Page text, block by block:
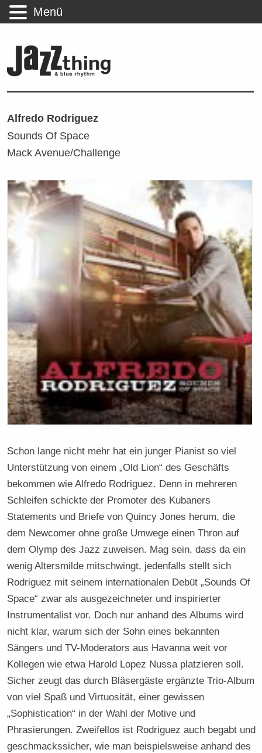
Alfredo Rodriguez
Sounds Of Space
Mack Avenue/Challenge
Schon lange nicht mehr hat ein junger Pianist so viel
Unterstützung von einem „Old Lion“ des Geschäfts
bekommen wie Alfredo Rodriguez. Denn in mehreren
Schleifen schickte der Promoter des Kubaners
Statements und Briefe von Quincy Jones herum, die
dem Newcomer ohne große Umwege einen Thron auf
dem Olymp des Jazz zuweisen. Mag sein, dass da ein
wenig Altersmilde mitschwingt, jedenfalls stellt sich
Rodriguez mit seinem internationalen Debüt „Sounds Of
Space“ zwar als ausgezeichneter und inspirierter
Instrumentalist vor. Doch nur anhand des Albums wird
nicht klar, warum sich der Sohn eines bekannten
Sängers und TV-Moderators aus Havanna weit vor
Kollegen wie etwa Harold Lopez Nussa platzieren soll.
Sicher zeugt das durch Bläsergäste ergänzte Trio-Album
von viel Spaß und Virtuosität, einer gewissen
„Sophistication“ in der Wahl der Motive und
Phrasierungen. Zweifellos ist Rodriguez auch begabt und
geschmackssicher, wie man beispielsweise anhand des
Menü